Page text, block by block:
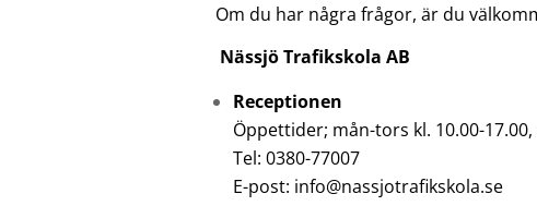
Om du har några frågor, är du
Nässjö Trafikskola AB
Receptionen
Öppettider; mån-tors kl. 10.00-17.00,
Tel: 0380-77007
E-post: info@nassjotrafikskola.se